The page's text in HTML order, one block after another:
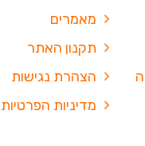
מאמרים
תקנון האתר
הצהרת נגישות
מדיניות הפרטיות